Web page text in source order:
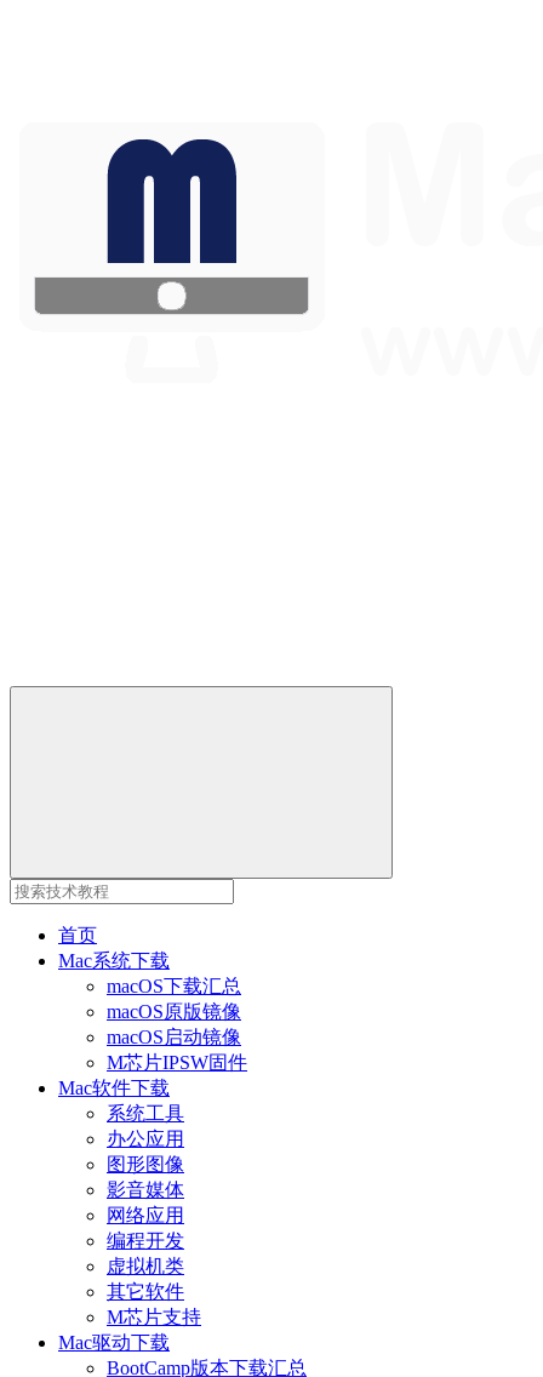
首页
Mac系统下载
macOS下载汇总
macOS原版镜像
macOS启动镜像
M芯片IPSW固件
Mac软件下载
系统工具
办公应用
图形图像
影音媒体
网络应用
编程开发
虚拟机类
其它软件
M芯片支持
Mac驱动下载
BootCamp版本下载汇总